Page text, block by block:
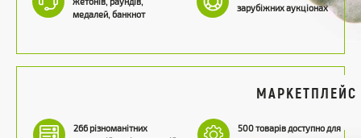
медалей, банкнот
зарубіжних аукціонах
МАРКЕТПЛЕЙС
266 різноманітних
500 товарів доступно для